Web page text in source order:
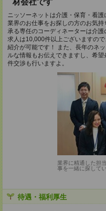
材会社です
ニッソーネットは介護・保育・看
業界のお仕事をお探しの方のお気
承る専任のコーディネーターは介
求人は10,000件以上ございますの
紹介が可能です！ また、長年のネ
ルな情報もお伝えできますし、希
件交渉も行いますよ。
業界に精通した担
事を一緒に探して
待遇・福利厚生